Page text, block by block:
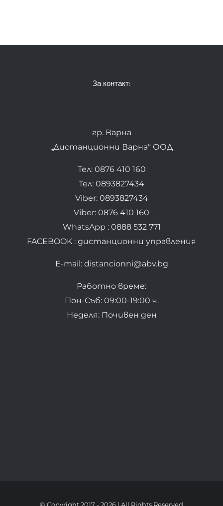
За контакт:
гр. Варна
„Дистанционни Варна“ ООД
Тел: 0876 410 160
Тел: 0893827434
Viber: 0893827434
Viber: 0876 410 160
WhatsApp : 0888 532 771
FACEBOOK : дистанционни управления
E-mail: distancionni@abv.bg
Работно време:
Пон-Съб: 09:00-19:00 ч.
Неделя: Почивен ден